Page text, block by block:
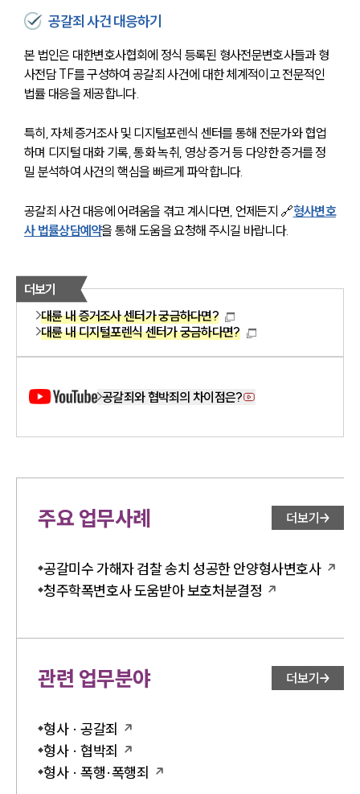
공갈죄 사건 대응하기
본 법인은 대한변호사협회에 정식 등록된 형사전문변호사들과 형
사전담 TF를 구성하여 공갈죄 사건에 대한 체계적이고 전문적인
법률 대응을 제공합니다.
특히, 자체 증거조사 및 디지털포렌식 센터를 통해 전문가와 협업
하며 디지털 대화 기록, 통화 녹취, 영상 증거 등 다양한 증거를 정
밀 분석하여 사건의 핵심을 빠르게 파악합니다.
공갈죄 사건 대응에 어려움을 겪고 계시다면, 언제든지 🔗형사변호
사 법률상담예약을 통해 도움을 요청해 주시길 바랍니다.
더보기
대륜 내 증거조사 센터가 궁금하다면?
대륜 내 디지털포렌식 센터가 궁금하다면?
공갈죄와 협박죄의 차이점은?
주요 업무사례 더보기
공갈미수 가해자 검찰 송치 성공한 안양형사변호사
청주학폭변호사 도움받아 보호처분결정
관련 업무분야 더보기
형사 · 공갈죄
형사 · 협박죄
형사 · 폭행·폭행죄